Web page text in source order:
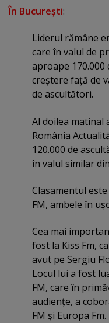
În Bucureşti:
Liderul rămâne
care în valul de
aproape
creştere faţă de
de ascultători.
Al doilea matinal
România
120.000 de
în valul similar
Clasamentul
FM, ambele în
Cea mai
fost la Kiss Fm,
avut pe Sergiu
Locul lui a fost
FM, care în
audienţe, a
FM şi Europa Fm.